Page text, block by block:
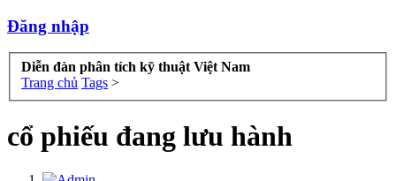
Đăng nhập
Diễn đàn phân tích kỹ thuật Việt Nam
Trang chủ Tags >
cổ phiếu đang lưu hành